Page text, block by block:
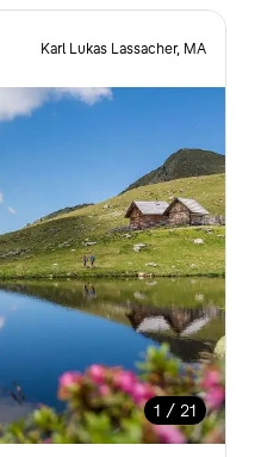
Karl Lukas Lassacher, MA
1 / 21